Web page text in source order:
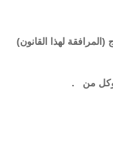
(المرافقة لهذا القانون)
.